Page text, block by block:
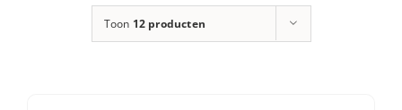
Toon 12 producten